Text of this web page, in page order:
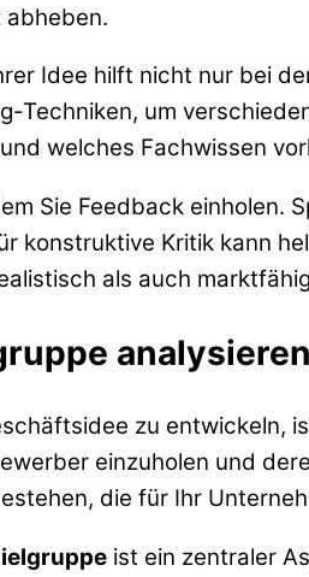
abheben.
Idee hilft nicht nur bei
Techniken, um
welches Fachwissen
Sie Feedback einholen.
konstruktive Kritik kann
als auch
analysieren
zu entwickeln,
einzuholen und
die für Ihr
ist ein zentraler